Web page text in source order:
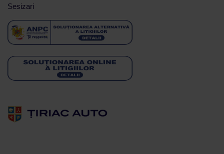
Sesizari